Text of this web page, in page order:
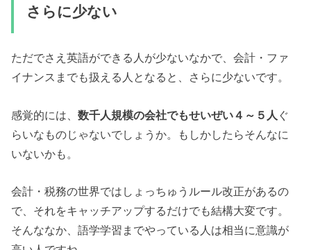
さらに少ない
ただでさえ英語ができる人が少ないなかで、会計・ファ
イナンスまでも扱える人となると、さらに少ないです。
感覚的には、数千人規模の会社でもせいぜい４～５人 ぐ
らいなものじゃないでしょうか。もしかしたらそんなに
いないかも。
会計・税務の世界ではしょっちゅうルール改正があるの
で、それをキャッチアップするだけでも結構大変です。
そんななか、語学学習までやっている人は相当に意識が